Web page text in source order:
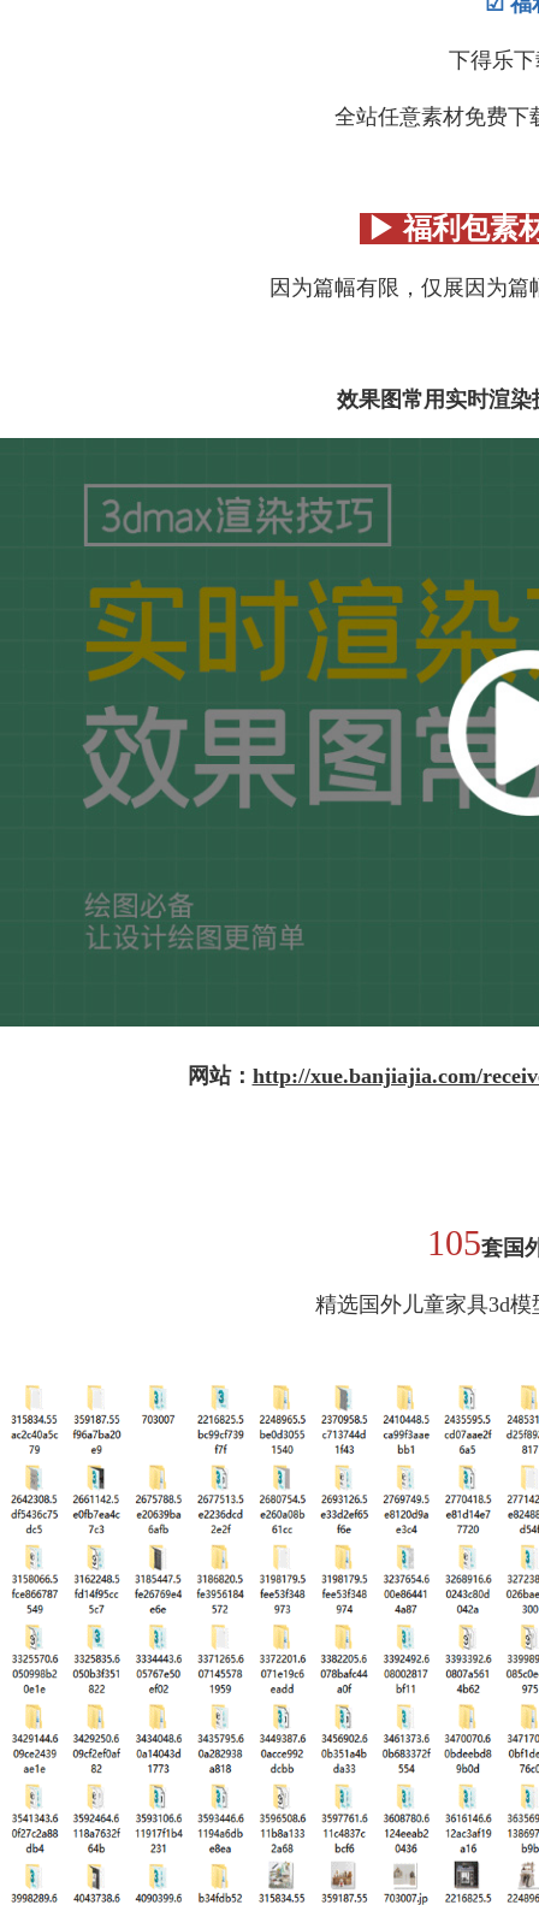
下得乐
全站任意素材免费下
▶ 福利包素
因为篇幅有限，仅展因为
效果图常用实时渲染
网站： http://xue.banjiajia.com/
105套国
精选国外儿童家具3d